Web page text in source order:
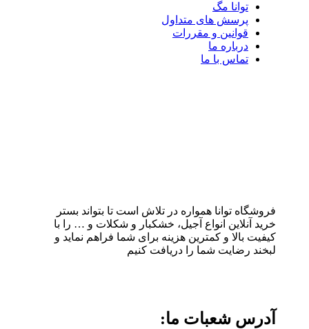
توانا مگ
پرسش های متداول
قوانین و مقررات
درباره ما
تماس با ما
فروشگاه توانا همواره در تلاش است تا بتواند بستر
خرید آنلاین انواع آجیل، خشکبار و شکلات و … را با
کیفیت بالا و کمترین هزینه برای شما فراهم نماید و
لبخند رضایت شما را دریافت کنیم
آدرس شعبات ما: